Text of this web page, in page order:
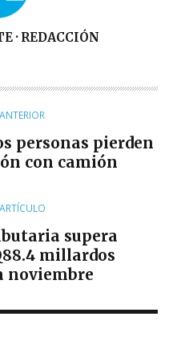
· REDACCIÓN
personas pierden
con camión
supera
millardos
noviembre